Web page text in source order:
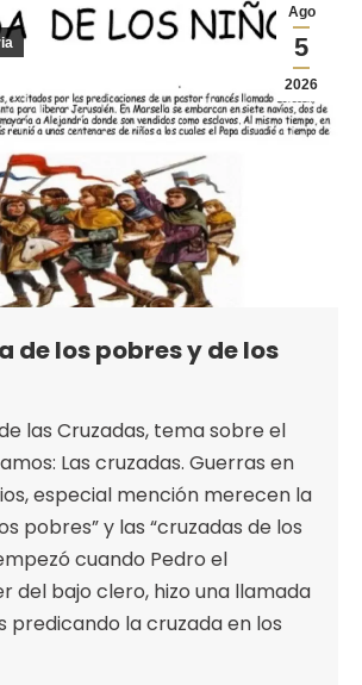
Ago
5
2026
de los pobres y de los
las Cruzadas, tema sobre el
Las cruzadas. Guerras en
especial mención merecen la
pobres” y las “cruzadas de los
cuando Pedro el
del bajo clero, hizo una llamada
predicando la cruzada en los